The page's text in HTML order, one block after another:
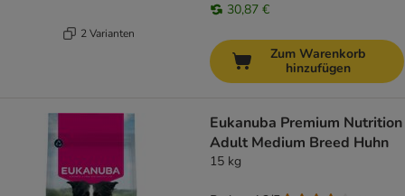
2 Varianten
30,87 €
Zum Warenkorb
hinzufügen
Eukanuba Premium Nutrition
Adult Medium Breed Huhn
15 kg